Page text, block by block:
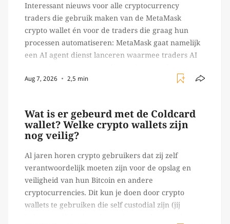
Interessant nieuws voor alle cryptocurrency
traders die gebruik maken van de MetaMask
crypto wallet én voor de traders die graag hun
processen automatiseren: MetaMask gaat namelijk
een AI agent dienst lanceren waarmee traders AI
verrichten, zoals het daadwerkelijk uitvoeren van
Aug 7, 2026 2,5 min
Wat is er gebeurd met de Coldcard
wallet? Welke crypto wallets zijn
nog veilig?
Al jaren horen crypto gebruikers dat zij zelf
verantwoordelijk moeten zijn voor de opslag en
veiligheid van hun Bitcoin en andere
cryptocurrencies. Dit kun je doen door crypto
wallets te gebruiken die self custodial zijn (jij